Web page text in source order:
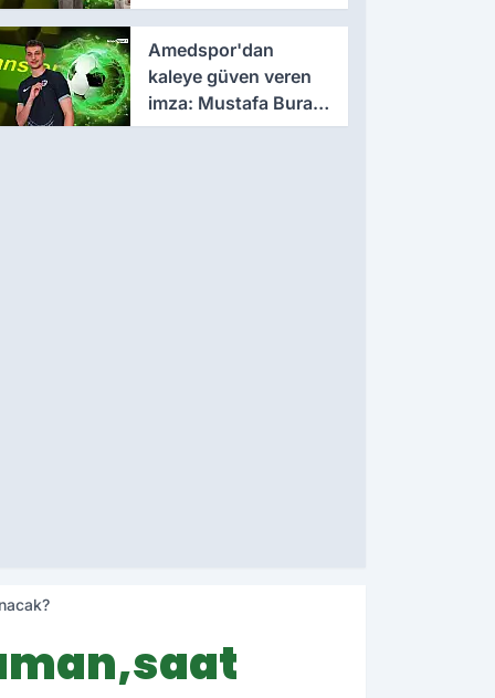
Cissé ile 3 yıllık
sözleşme
Amedspor'dan
kaleye güven veren
imza: Mustafa Burak
Bozan resmen